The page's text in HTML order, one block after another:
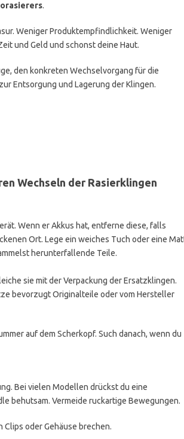
.
Weniger Produktempfindlichkeit. Weniger
und Geld und schonst deine Haut.
den konkreten Wechselvorgang für die
Entsorgung und Lagerung der Klingen.
Wechseln der Rasierklingen
Wenn er Akkus hat, entferne diese, falls
Ort. Lege ein weiches Tuch oder eine
herunterfallende Teile.
sie mit der Verpackung der Ersatzklingen.
bevorzugt Originalteile oder vom Hersteller
auf dem Scherkopf. Such danach, wenn du
Bei vielen Modellen drückst du eine
behutsam. Vermeide ruckartige Bewegungen.
Clips oder Gehäuse brechen.